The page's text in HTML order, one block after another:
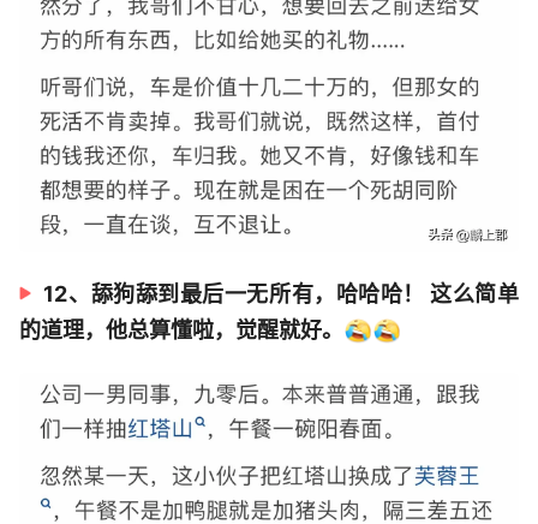
12、‬舔狗舔到最后一无所有，哈哈哈！ 这么简单
的道理，他总算懂啦，觉醒就好。